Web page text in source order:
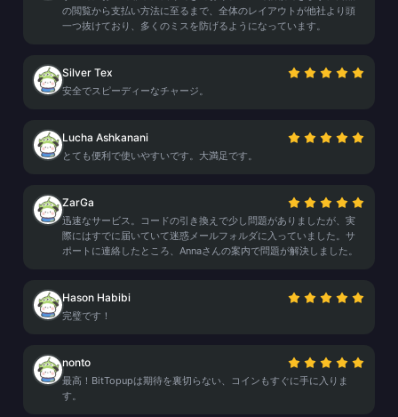
の閲覧から支払い方法に至るまで、全体のレイアウトが他社より頭
一つ抜けており、多くのミスを防げるようになっています。
Silver Tex
安全でスピーディーなチャージ。
Lucha Ashkanani
とても便利で使いやすいです。大満足です。
ZarGa
迅速なサービス。コードの引き換えで少し問題がありましたが、実
際にはすでに届いていて迷惑メールフォルダに入っていました。サ
ポートに連絡したところ、Annaさんの案内で問題が解決しました。
Hason Habibi
完璧です！
nonto
最高！BitTopupは期待を裏切らない、コインもすぐに手に入りま
す。